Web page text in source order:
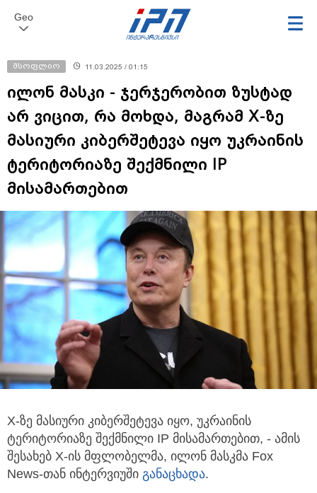
Geo
მსოფლიო 11.03.2025 / 01:15
ილონ მასკი - ჯერჯერობით ზუსტად
არ ვიცით, რა მოხდა, მაგრამ X-ზე
მასიური კიბერშეტევა იყო უკრაინის
ტერიტორიაზე შექმნილი IP
მისამართებით
X-ზე მასიური კიბერშეტევა იყო, უკრაინის
ტერიტორიაზე შექმნილი IP მისამართებით, - ამის
შესახებ X-ის მფლობელმა, ილონ მასკმა Fox
News-თან ინტერვიუში განაცხადა.